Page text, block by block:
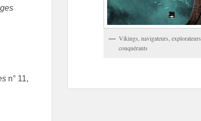
n° 11,
Vikings, navigateurs, explorateurs,
conquérants